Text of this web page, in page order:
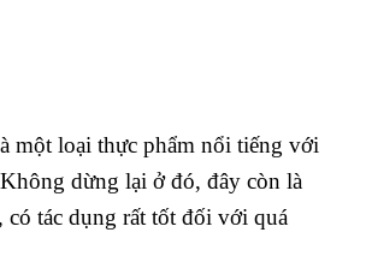
một loại thực phẩm nổi tiếng với
dừng lại ở đó, đây còn là
tác dụng rất tốt đối với quá